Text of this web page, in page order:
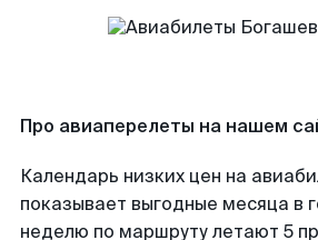
Про авиаперелеты на нашем
Календарь низких цен на
показывает выгодные месяца в
неделю по маршруту летают 5